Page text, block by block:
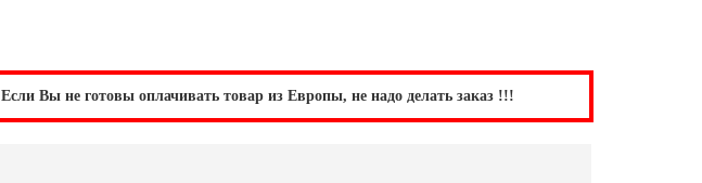
Если Вы не готовы оплачивать товар из Европы, не надо делать заказ !!!